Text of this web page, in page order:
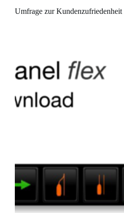
Umfrage zur Kundenzufriedenheit